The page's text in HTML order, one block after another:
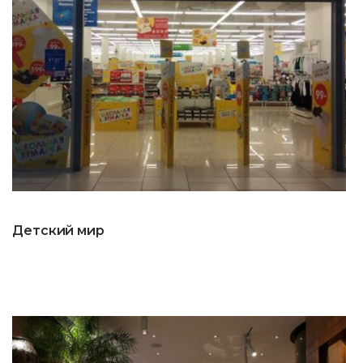
Детский мир